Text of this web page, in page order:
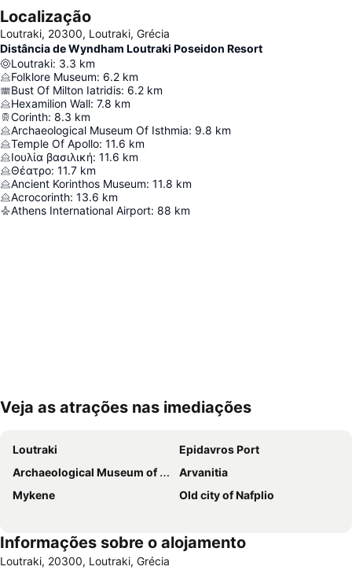
Localização
Loutraki, 20300, Loutraki, Grécia
Distância de Wyndham Loutraki Poseidon Resort
Loutraki: 3.3 km
Folklore Museum: 6.2 km
Bust Of Milton Iatridis: 6.2 km
Hexamilion Wall: 7.8 km
Corinth: 8.3 km
Archaeological Museum Of Isthmia: 9.8 km
Temple Of Apollo: 11.6 km
Ιουλία βασιλική: 11.6 km
Θέατρο: 11.7 km
Ancient Korinthos Museum: 11.8 km
Acrocorinth: 13.6 km
Athens International Airport: 88 km
Ampliar mapa
Veja as atrações nas imediações
Loutraki
Epidavros Port
Archaeological Museum of Nauplion
Arvanitia
Mykene
Old city of Nafplio
Informações sobre o alojamento
Loutraki, 20300, Loutraki, Grécia